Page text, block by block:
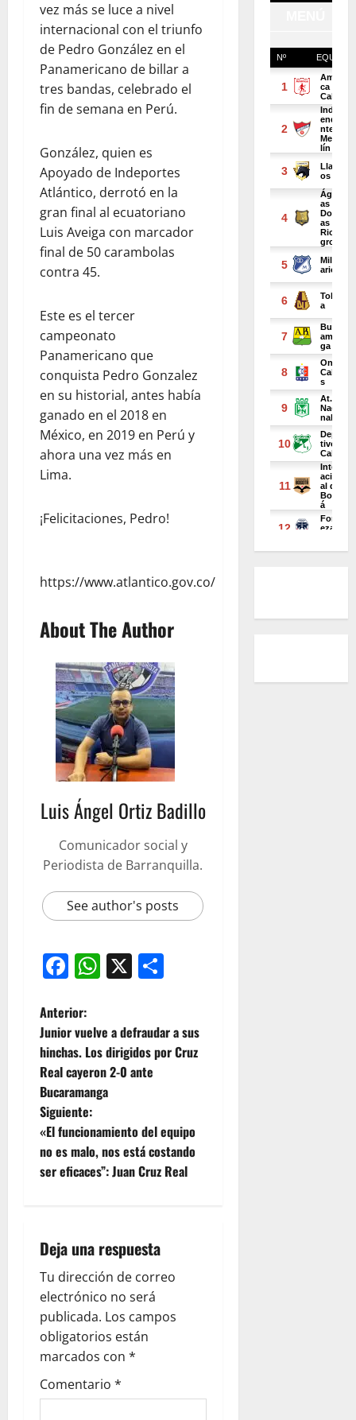
vez más se luce a nivel
internacional con el triunfo
de Pedro González en el
Panamericano de billar a
tres bandas, celebrado el
fin de semana en Perú.
González, quien es
Apoyado de Indeportes
Atlántico, derrotó en la
gran final al ecuatoriano
Luis Aveiga con marcador
final de 50 carambolas
contra 45.
Este es el tercer
campeonato
Panamericano que
conquista Pedro Gonzalez
en su historial, antes había
ganado en el 2018 en
México, en 2019 en Perú y
ahora una vez más en
Lima.
¡Felicitaciones, Pedro!
https://www.atlantico.gov.co/
About The Author
Luis Ángel Ortiz Badillo
Comunicador social y
Periodista de Barranquilla.
See author's posts
Facebook
WhatsApp
X
Anterior:
Junior vuelve a defraudar a sus
hinchas. Los dirigidos por Cruz
Real cayeron 2-0 ante
Bucaramanga
Siguiente:
«El funcionamiento del equipo
no es malo, nos está costando
ser eficaces”: Juan Cruz Real
Deja una respuesta
Tu dirección de correo
electrónico no será
publicada. Los campos
obligatorios están
marcados con *
Comentario *